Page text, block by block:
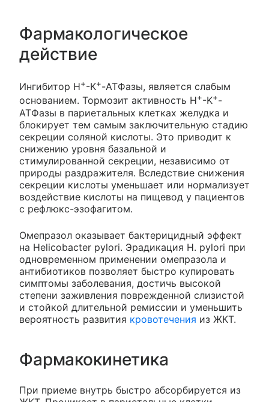
Фармакологическое
действие
Ингибитор H+-K+-АТФазы, является слабым
основанием. Тормозит активность H+-K+-
АТФазы в париетальных клетках желудка и
блокирует тем самым заключительную стадию
секреции соляной кислоты. Это приводит к
снижению уровня базальной и
стимулированной секреции, независимо от
природы раздражителя. Вследствие снижения
секреции кислоты уменьшает или нормализует
воздействие кислоты на пищевод у пациентов
с рефлюкс-эзофагитом.
Омепразол оказывает бактерицидный эффект
на Helicobacter pylori. Эрадикация H. pylori при
одновременном применении омепразола и
антибиотиков позволяет быстро купировать
симптомы заболевания, достичь высокой
степени заживления поврежденной слизистой
и стойкой длительной ремиссии и уменьшить
вероятность развития кровотечения из ЖКТ.
Фармакокинетика
При приеме внутрь быстро абсорбируется из